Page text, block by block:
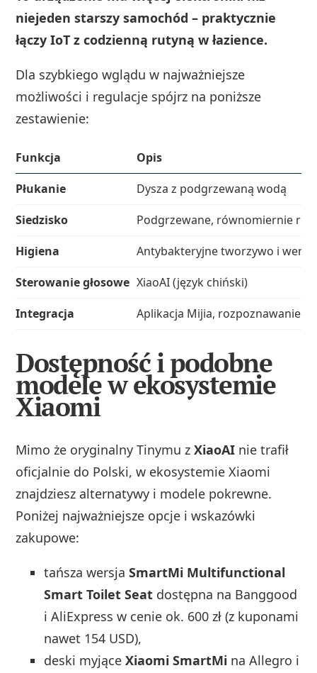
niejeden starszy samochód – praktycznie
łączy IoT z codzienną rutyną w łazience.
Dla szybkiego wglądu w najważniejsze
możliwości i regulacje spójrz na poniższe
zestawienie:
Funkcja
Opis
Płukanie
Dysza z podgrzewaną wodą
Siedzisko
Podgrzewane, równomiernie
Higiena
Antybakteryjne tworzywo i
Sterowanie głosowe XiaoAI (język chiński)
Integracja
Aplikacja Mijia, rozpoznawanie
Dostępność i podobne
modele w ekosystemie
Xiaomi
Mimo że oryginalny Tinymu zXiaoAI nie trafił
oficjalnie do Polski, w ekosystemie Xiaomi
znajdziesz alternatywy i modele pokrewne.
Poniżej najważniejsze opcje i wskazówki
zakupowe:
tańsza wersjaSmartMi Multifunctional
Smart Toilet Seat dostępna na Banggood
i AliExpress w cenie ok. 600 zł (z kuponami
nawet 154 USD),
deski myjąceXiaomi SmartMi na Allegro i